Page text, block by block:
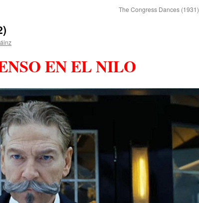
The Congress Dances (1931)
EN EL NILO